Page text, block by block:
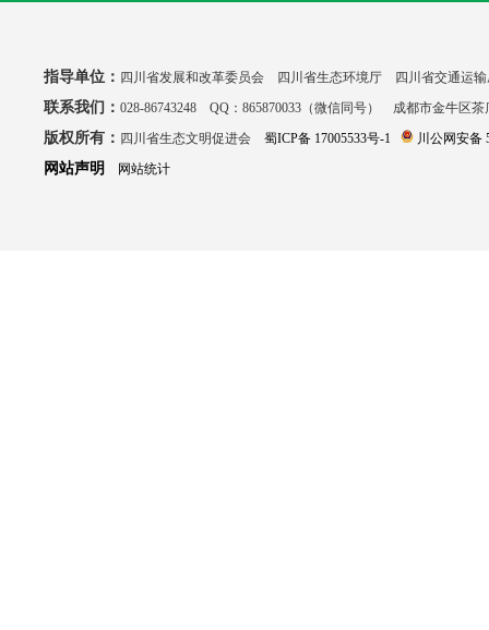
指导单位： 四川省发展和改革委员会 四川省生态环境厅 四川省交通运
联系我们： 028-86743248 QQ：865870033（微信同号） 成都市金牛区
版权所有： 四川省生态文明促进会 蜀ICP备 17005533号-1 川公网安备
网站声明 网站统计